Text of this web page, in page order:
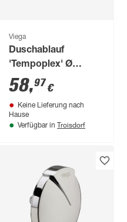
Viega
Duschablauf
'Tempoplex' Ø
115/90 mm
verchromt
58,97€
Keine Lieferung nach
Hause
Verfügbar in Troisdorf